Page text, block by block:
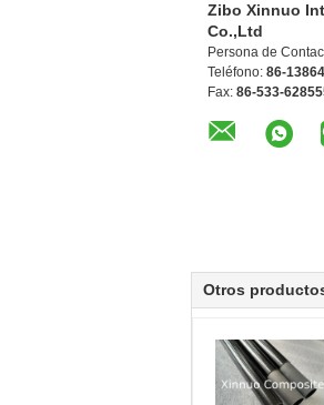
Zibo Xinnuo
Co.,Ltd
Persona de
Teléfono: 86-
Fax: 86-533-
Otros